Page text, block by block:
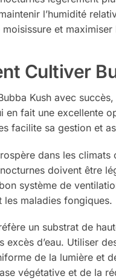
l’humidité
et
Cultiver
Kush avec
en fait une excellente
facilite sa gestion et
dans les
doivent être
système de
les maladies fongiques.
un substrat de
excès d’eau. Utiliser
de la lumière et
végétative et de la